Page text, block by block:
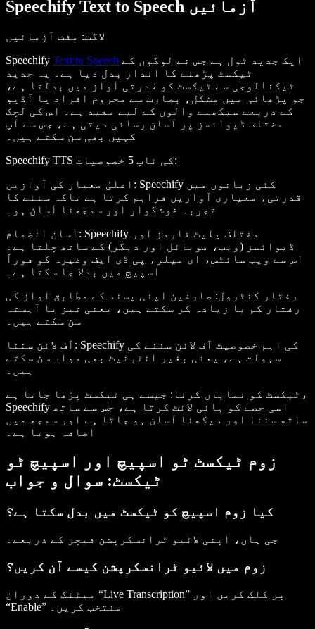
Speechify Text to Speech آزمائیں
لاگت: مفت آزمائیں
Speechify Text to Speech
ٹیکسٹ پڑھنے کا انداز بدل دیا ہے۔ یہ جدید
ٹیکنالوجی سے ٹیکسٹ کو قدرتی آواز میں بدلتا ہے،
جو پڑھائی میں مشکل، بصارت سے محروم افراد یا آڈیو
کے ذریعے سیکھنے والوں کے لیے مفید ہے۔ اس کی لچک
مختلف ڈیوائسز پر آسان رسائی دیتی ہے، جس سے آپ
کہیں بھی سن سکتے ہیں۔
Speechify TTS کی ٹاپ 5 خصوصیات:
اعلیٰ معیار کی آوازیں : Speechify کئی زبانوں میں
قدرتی، معیاری آوازیں فراہم کرتا ہے تاکہ سننے کا
تجربہ خوشگوار اور سمجھنا آسان ہو۔
آسان انضمام : Speechify مختلف پلیٹ فارمز اور
ڈیوائسز (ویب، موبائل اور دیگر) کے ساتھ چلتا ہے۔
اس سے ویب سائٹس، ای میلز، پی ڈی ایف وغیرہ کو فوراً
اسپیچ میں بدلا جا سکتا ہے۔
رفتار کنٹرول: صارفین اپنی پسند کے مطابق آواز کی
رفتار کم یا زیادہ کر سکتے ہیں، یعنی تیز یا آہستہ
سن سکتے ہیں۔
آف لائن سننا : Speechify کی اہم خصوصیت آف لائن سننے کی
سہولت ہے، یعنی بغیر انٹرنیٹ بھی مواد سن سکتے
ہیں۔
ٹیکسٹ کو نمایاں کرنا : جیسے ہی ٹیکسٹ پڑھا جاتا ہے،
Speechify اسی حصے کو ہائی لائٹ کرتا ہے، جس سے ساتھ
ساتھ سننا اور دیکھنا آسان ہو جاتا ہے اور سمجھ میں
اضافہ ہوتا ہے۔
زوم ٹیکسٹ ٹو اسپیچ اور اسپیچ ٹو
ٹیکسٹ: سوال و جواب
کیا زوم اسپیچ کو ٹیکسٹ میں بدل سکتا ہے؟
جی ہاں، اپنی لائیو ٹرانسکرپشن فیچر کے ذریعے۔
زوم میں لائیو ٹرانسکرپشن کیسے آن کریں؟
میٹنگ کے دوران “Live Transcription” پر کلک کریں اور
“Enable” منتخب کریں۔